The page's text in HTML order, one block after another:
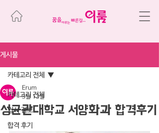
게시물
카테고리 전체
입시 정보
합격 후기
카테고리 전체
성균관대학교 서양화과 합격후기
Erum
3월 13일